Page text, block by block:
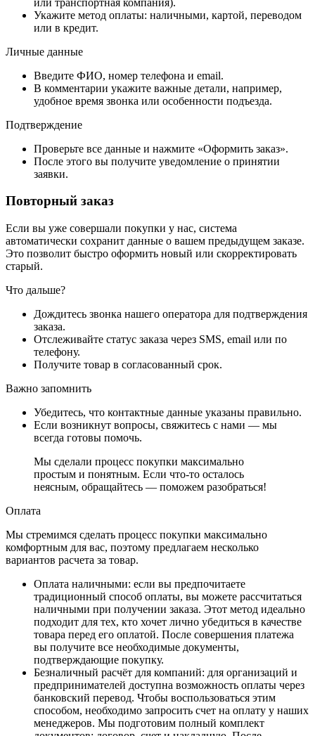
Укажите метод оплаты: наличными, картой, переводом
или в кредит.
Личные данные
Введите ФИО, номер телефона и email.
В комментарии укажите важные детали, например,
удобное время звонка или особенности подъезда.
Подтверждение
Проверьте все данные и нажмите «Оформить заказ».
После этого вы получите уведомление о принятии
заявки.
Повторный заказ
Если вы уже совершали покупки у нас, система
автоматически сохранит данные о вашем предыдущем заказе.
Это позволит быстро оформить новый или скорректировать
старый.
Что дальше?
Дождитесь звонка нашего оператора для подтверждения
заказа.
Отслеживайте статус заказа через SMS, email или по
телефону.
Получите товар в согласованный срок.
Важно запомнить
Убедитесь, что контактные данные указаны правильно.
Если возникнут вопросы, свяжитесь с нами — мы
всегда готовы помочь.
Мы сделали процесс покупки максимально
простым и понятным. Если что-то осталось
неясным, обращайтесь — поможем разобраться!
Оплата
Мы стремимся сделать процесс покупки максимально
комфортным для вас, поэтому предлагаем несколько
вариантов расчета за товар.
Оплата наличными: если вы предпочитаете
традиционный способ оплаты, вы можете рассчитаться
наличными при получении заказа. Этот метод идеально
подходит для тех, кто хочет лично убедиться в качестве
товара перед его оплатой. После совершения платежа
вы получите все необходимые документы,
подтверждающие покупку.
Безналичный расчёт для компаний: для организаций и
предпринимателей доступна возможность оплаты через
банковский перевод. Чтобы воспользоваться этим
способом, необходимо запросить счет на оплату у наших
менеджеров. Мы подготовим полный комплект